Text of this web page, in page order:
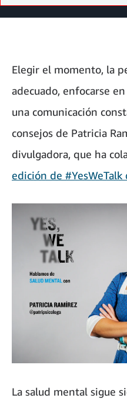
Elegir el momento, la
adecuado, enfocarse
una comunicación
consejos de Patricia
divulgadora, que ha
edición de #YesWeTalk
La salud mental sigue